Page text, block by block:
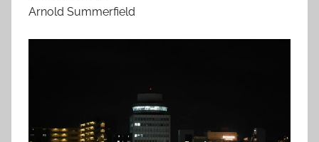
Arnold Summerfield